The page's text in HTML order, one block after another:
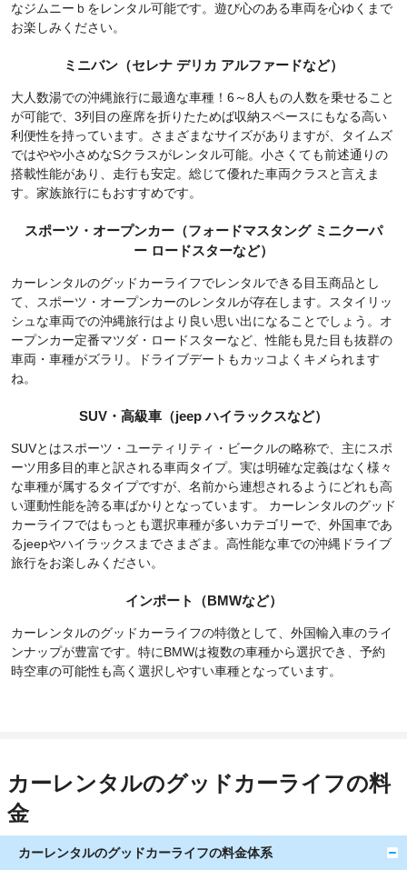
なジムニーｂをレンタル可能です。遊び心のある車両を心ゆくまで
お楽しみください。
ミニバン（セレナ デリカ アルファードなど）
大人数湯での沖縄旅行に最適な車種！6～8人もの人数を乗せること
が可能で、3列目の座席を折りたためば収納スペースにもなる高い
利便性を持っています。さまざまなサイズがありますが、タイムズ
ではやや小さめなSクラスがレンタル可能。小さくても前述通りの
搭載性能があり、走行も安定。総じて優れた車両クラスと言えま
す。家族旅行にもおすすめです。
スポーツ・オープンカー（フォードマスタング ミニクーパ
ー ロードスターなど）
カーレンタルのグッドカーライフでレンタルできる目玉商品とし
て、スポーツ・オープンカーのレンタルが存在します。スタイリッ
シュな車両での沖縄旅行はより良い思い出になることでしょう。オ
ープンカー定番マツダ・ロードスターなど、性能も見た目も抜群の
車両・車種がズラリ。ドライブデートもカッコよくキメられます
ね。
SUV・高級車（jeep ハイラックスなど）
SUVとはスポーツ・ユーティリティ・ビークルの略称で、主にスポ
ーツ用多目的車と訳される車両タイプ。実は明確な定義はなく様々
な車種が属するタイプですが、名前から連想されるようにどれも高
い運動性能を誇る車ばかりとなっています。 カーレンタルのグッド
カーライフではもっとも選択車種が多いカテゴリーで、外国車であ
るjeepやハイラックスまでさまざま。高性能な車での沖縄ドライブ
旅行をお楽しみください。
インポート（BMWなど）
カーレンタルのグッドカーライフの特徴として、外国輸入車のライ
ンナップが豊富です。特にBMWは複数の車種から選択でき、予約
時空車の可能性も高く選択しやすい車種となっています。
カーレンタルのグッドカーライフの料
金
カーレンタルのグッドカーライフの料金体系